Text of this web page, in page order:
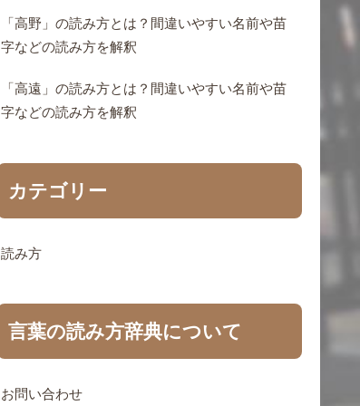
「高野」の読み方とは？間違いやすい名前や苗
字などの読み方を解釈
「高遠」の読み方とは？間違いやすい名前や苗
字などの読み方を解釈
カテゴリー
読み方
言葉の読み方辞典について
お問い合わせ